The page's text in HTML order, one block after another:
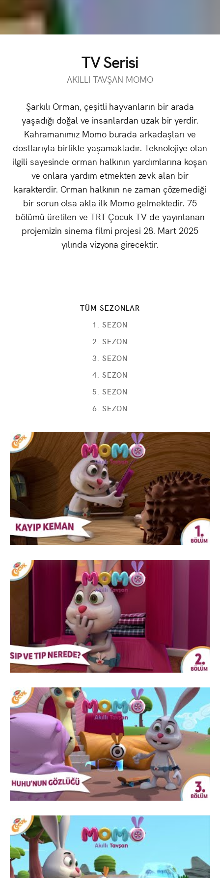
TV Serisi
AKILLI TAVŞAN MOMO
Şarkılı Orman, çeşitli hayvanların bir arada
yaşadığı doğal ve insanlardan uzak bir yerdir.
Kahramanımız Momo burada arkadaşları ve
dostlarıyla birlikte yaşamaktadır. Teknolojiye olan
ilgili sayesinde orman halkının yardımlarına koşan
ve onlara yardım etmekten zevk alan bir
karakterdir. Orman halkının ne zaman çözemediği
bir sorun olsa akla ilk Momo gelmektedir. 75
bölümü üretilen ve TRT Çocuk TV de yayınlanan
projemizin sinema filmi projesi 28. Mart 2025
yılında vizyona girecektir.
TÜM SEZONLAR
1. SEZON
2. SEZON
3. SEZON
4. SEZON
5. SEZON
6. SEZON